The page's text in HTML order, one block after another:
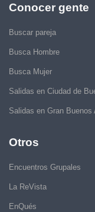
Conocer gente
Buscar pareja
Busca Hombre
Busca Mujer
Salidas en Ciudad de
Salidas en Gran Buenos
Otros
Encuentros Grupales
La ReVista
EnQués